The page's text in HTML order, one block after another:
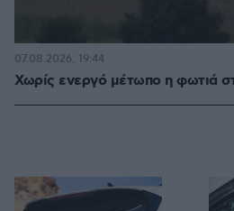
Χωρίς ενεργό μέτωπο η φωτιά
07.08.2026, 19:44